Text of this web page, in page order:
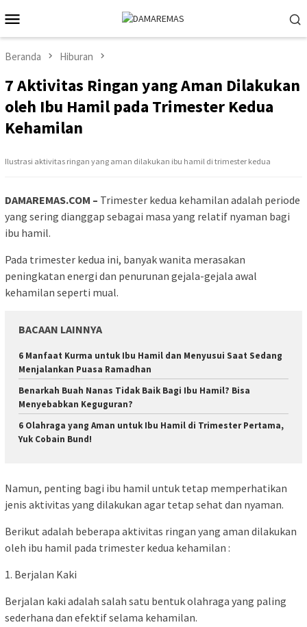
ke
kontenMobile
Beranda Hiburan
7 Aktivitas Ringan yang Aman Dilakukan
oleh Ibu Hamil pada Trimester Kedua
Kehamilan
Ilustrasi aktivitas ringan yang aman dilakukan ibu hamil di trimester kedua
DAMAREMAS.COM – Trimester kedua kehamilan adalah periode
yang sering dianggap sebagai masa yang relatif nyaman bagi
ibu hamil.
Pada trimester kedua ini, banyak wanita merasakan
peningkatan energi dan penurunan gejala-gejala awal
kehamilan seperti mual.
BACAAN LAINNYA
6 Manfaat Kurma untuk Ibu Hamil dan Menyusui Saat Sedang
Menjalankan Puasa Ramadhan
Benarkah Buah Nanas Tidak Baik Bagi Ibu Hamil? Bisa
Menyebabkan Keguguran?
6 Olahraga yang Aman untuk Ibu Hamil di Trimester Pertama,
Yuk Cobain Bund!
Namun, penting bagi ibu hamil untuk tetap memperhatikan
jenis aktivitas yang dilakukan agar tetap sehat dan nyaman.
Berikut adalah beberapa aktivitas ringan yang aman dilakukan
oleh ibu hamil pada trimester kedua kehamilan :
1. Berjalan Kaki
Berjalan kaki adalah salah satu bentuk olahraga yang paling
sederhana dan efektif selama kehamilan.